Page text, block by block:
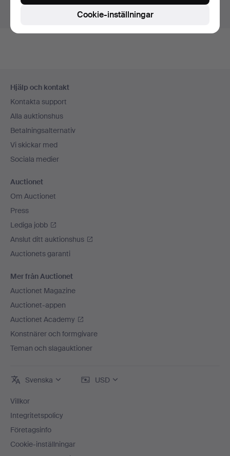
Visa pågående auktioner istället.
Hjälp och kontakt
Kontakta support
Alla auktionshus
Betalningsalternativ
Vi skickar med
Sociala medier
Auctionet
Om Auctionet
Press
Lediga jobb
Anslut ditt auktionshus
Auctionets garanti
Mer från Auctionet
Auctionet Magazine
Auctionet-appen
Auctionet Academy
Konstnärer och formgivare
Teman och slagauktioner
Svenska USD
Villkor
Integritetspolicy
Företagsinfo
Cookie-inställningar
Cookie-inställningar